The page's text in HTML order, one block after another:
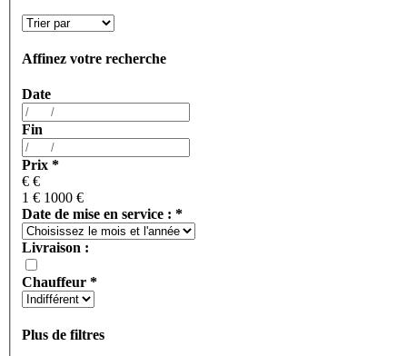
Affinez votre recherche
Date
Fin
Prix *
€ €
1 € 1000 €
Date de mise en service : *
Livraison :
Chauffeur *
Plus de filtres